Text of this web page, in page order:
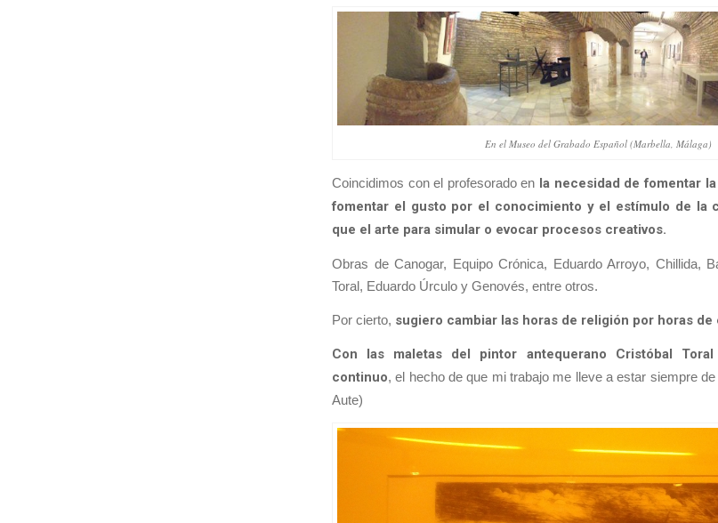
En el Museo del Grabado Español (Marbella, Málaga)
Coincidimos con el profesorado en la necesidad de fomentar
fomentar el gusto por el conocimiento y el estímulo de la
que el arte para simular o evocar procesos creativos.
Obras de Canogar, Equipo Crónica, Eduardo Arroyo, Chillida,
Toral, Eduardo Úrculo y Genovés, entre otros.
Por cierto, sugiero cambiar las horas de religión por horas
Con las maletas del pintor antequerano Cristóbal
continuo, el hecho de que mi trabajo me lleve a estar siempre
Aute)